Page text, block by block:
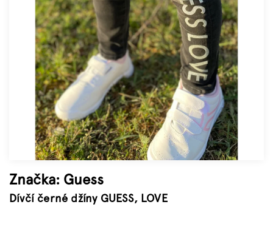
Značky
Přihlášení
Značka: Guess
Dívčí černé džíny GUESS, LOVE